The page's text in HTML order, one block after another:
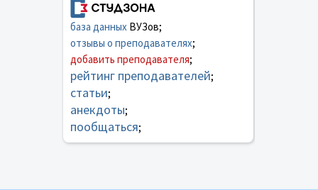
база данныхВУЗов;
отзывы о преподавателях;
добавить преподавателя;
рейтинг преподавателей;
статьи;
анекдоты;
пообщаться;